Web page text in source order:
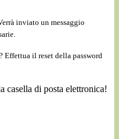
inviato un messaggio
Effettua il reset della password
casella di posta elettronica!